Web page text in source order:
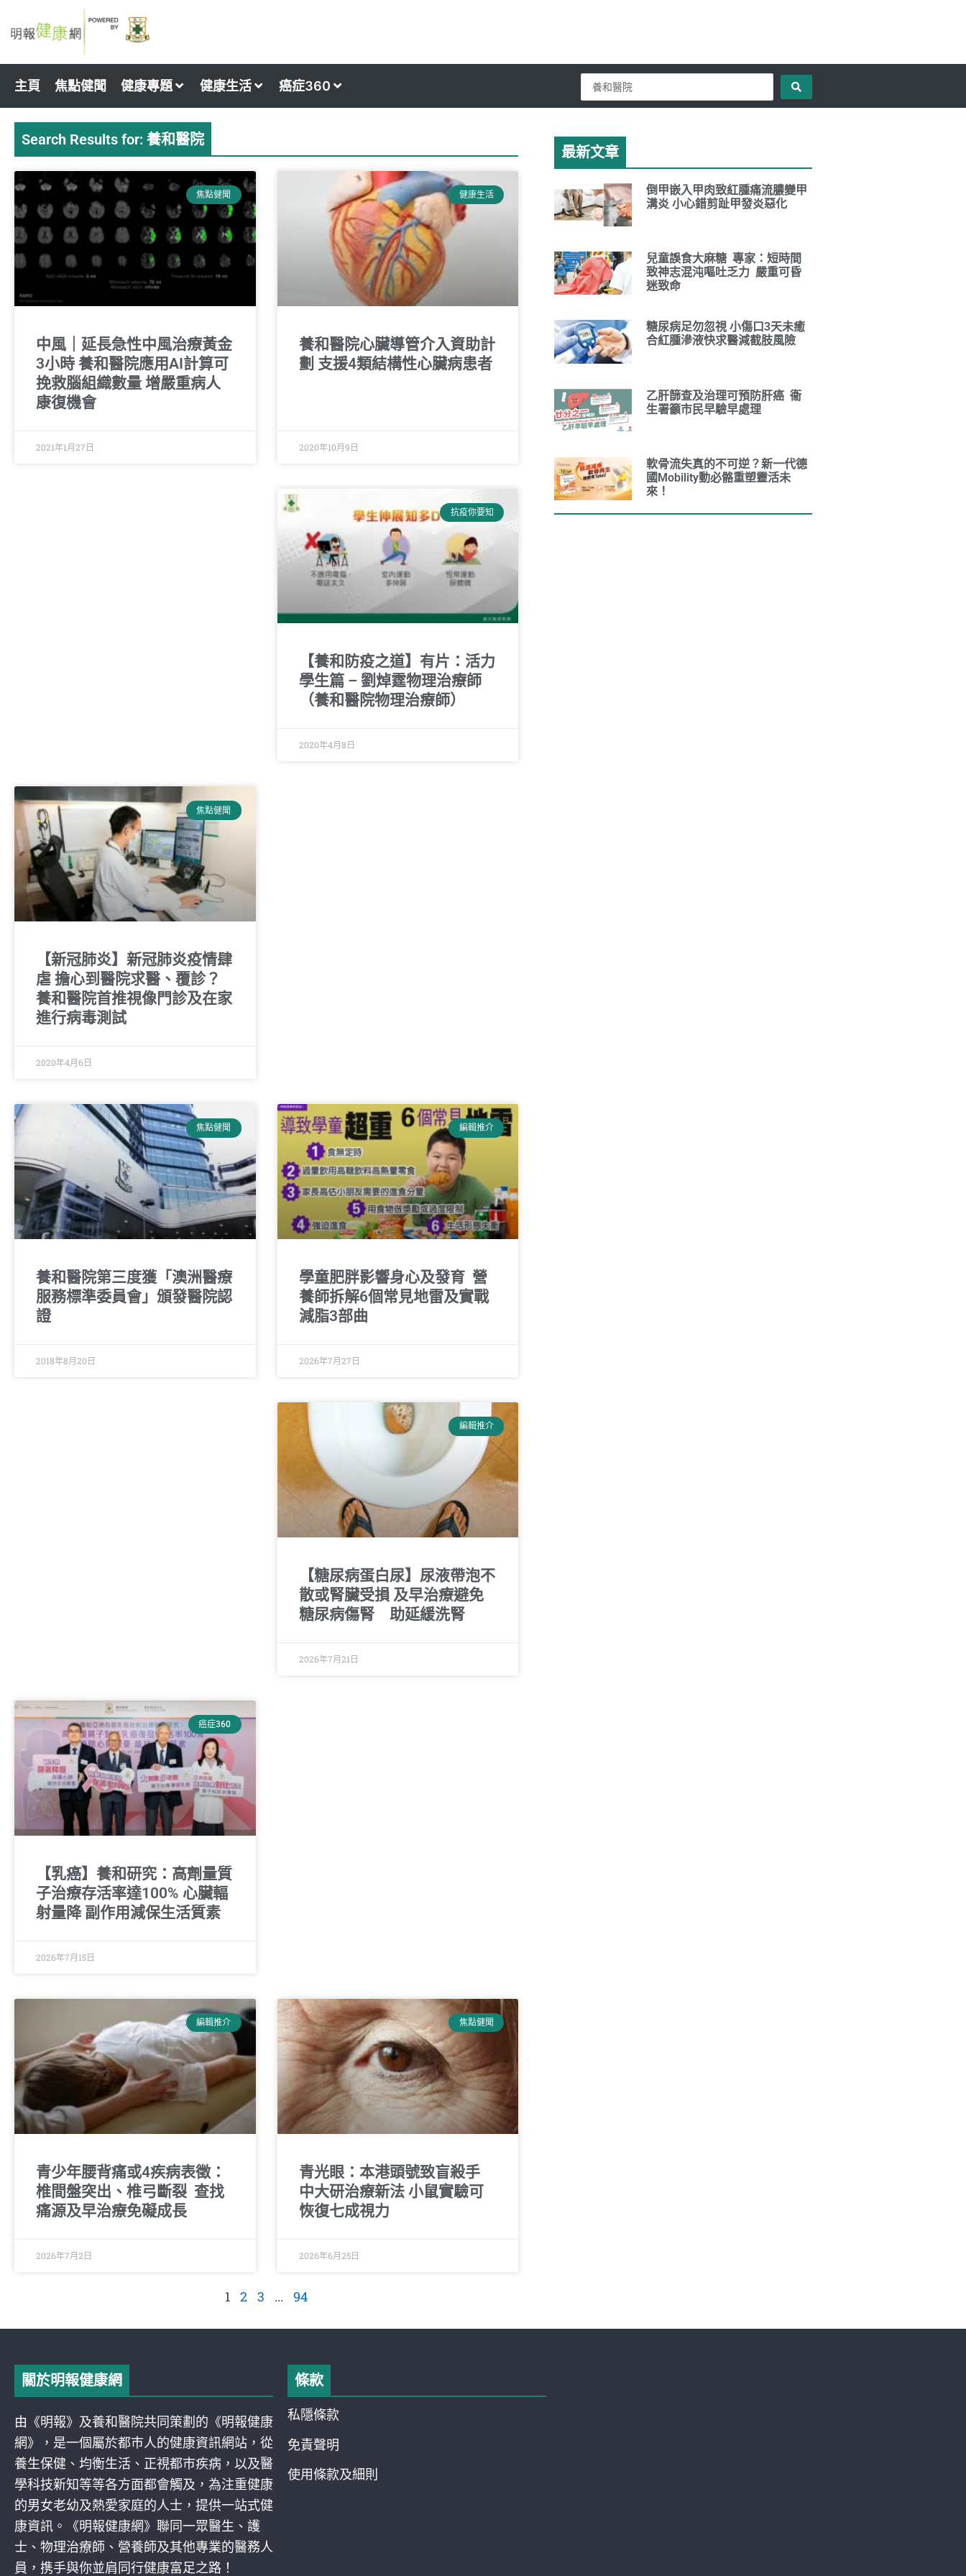
to
主頁 焦點健聞 健康專題 健康生活 癌症360
Search
...
Search Results for: 養和醫院
焦點健聞
中風｜延長急性中風治療黃金
3小時 養和醫院應用AI計算可
挽救腦組織數量 增嚴重病人
康復機會
2021年1月27日
健康生活
養和醫院心臟導管介入資助計
劃 支援4類結構性心臟病患者
2020年10月9日
抗疫你要知
【養和防疫之道】有片：活力
學生篇 – 劉焯霆物理治療師
（養和醫院物理治療師）
2020年4月8日
焦點健聞
【新冠肺炎】新冠肺炎疫情肆
虐 擔心到醫院求醫、覆診？
養和醫院首推視像門診及在家
進行病毒測試
2020年4月6日
焦點健聞
養和醫院第三度獲「澳洲醫療
服務標準委員會」頒發醫院認
證
2018年8月20日
編輯推介
學童肥胖影響身心及發育 營
養師拆解6個常見地雷及實戰
減脂3部曲
2026年7月27日
編輯推介
【糖尿病蛋白尿】尿液帶泡不
散或腎臟受損 及早治療避免
糖尿病傷腎 助延緩洗腎
2026年7月21日
癌症360
【乳癌】養和研究：高劑量質
子治療存活率達100% 心臟輻
射量降 副作用減保生活質素
2026年7月15日
編輯推介
青少年腰背痛或4疾病表徵：
椎間盤突出、椎弓斷裂 查找
痛源及早治療免礙成長
2026年7月2日
焦點健聞
青光眼：本港頭號致盲殺手
中大研治療新法 小鼠實驗可
恢復七成視力
2026年6月25日
Page
1
Page
2 3 ... 94
最新文章
倒甲嵌入甲肉致紅腫痛流膿變甲
溝炎 小心錯剪趾甲發炎惡化
兒童誤食大麻糖 專家：短時間
致神志混沌嘔吐乏力 嚴重可昏
迷致命
糖尿病足勿忽視 小傷口3天未癒
合紅腫滲液快求醫減截肢風險
乙肝篩查及治理可預防肝癌 衞
生署籲市民早驗早處理
軟骨流失真的不可逆？新一代德
國Mobility動必骼重塑靈活未
來！
關於明報健康網
由《明報》及養和醫院共同策劃的《明報健康
網》，是一個屬於都巿人的健康資訊網站，從
養生保健、均衡生活、正視都巿疾病，以及醫
學科技新知等等各方面都會觸及，為注重健康
的男女老幼及熱愛家庭的人士，提供一站式健
康資訊。《明報健康網》聯同一眾醫生、護
士、物理治療師、營養師及其他專業的醫務人
員，携手與你並肩同行健康富足之路！
條款
私隱條款
免責聲明
使用條款及細則